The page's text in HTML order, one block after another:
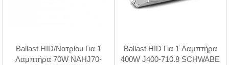
Ballast HID/Νατρίου Για 1
Λαμπτήρα 70W NAHJ70-
Ballast HID Για 1 Λαμπτήρα
400W J400-710.8 SCHWABE